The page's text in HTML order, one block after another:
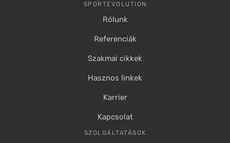
SPORTEVOLUTION
Rólunk
Referenciák
Szakmai cikkek
Hasznos linkek
Karrier
Kapcsolat
SZOLGÁLTATÁSOK